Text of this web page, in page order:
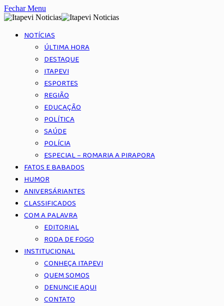
Fechar Menu
NOTÍCIAS
ÚLTIMA HORA
DESTAQUE
ITAPEVI
ESPORTES
REGIÃO
EDUCAÇÃO
POLÍTICA
SAÚDE
POLÍCIA
ESPECIAL – ROMARIA A PIRAPORA
FATOS E BABADOS
HUMOR
ANIVERSÁRIANTES
CLASSIFICADOS
COM A PALAVRA
EDITORIAL
RODA DE FOGO
INSTITUCIONAL
CONHEÇA ITAPEVI
QUEM SOMOS
DENUNCIE AQUI
CONTATO